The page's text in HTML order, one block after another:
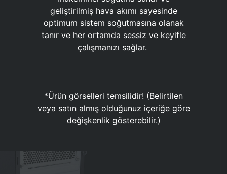
geliştirilmiş hava akımı sayesinde
optimum sistem soğutmasına olanak
tanır ve her ortamda sessiz ve keyifle
çalışmanızı sağlar.
*Ürün görselleri temsilidir! (Belirtilen
veya satın almış olduğunuz içeriğe göre
değişkenlik gösterebilir.)